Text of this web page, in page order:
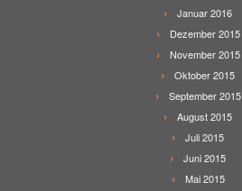
Januar 2016
Dezember 2015
November 2015
Oktober 2015
September 2015
August 2015
Juli 2015
Juni 2015
Mai 2015